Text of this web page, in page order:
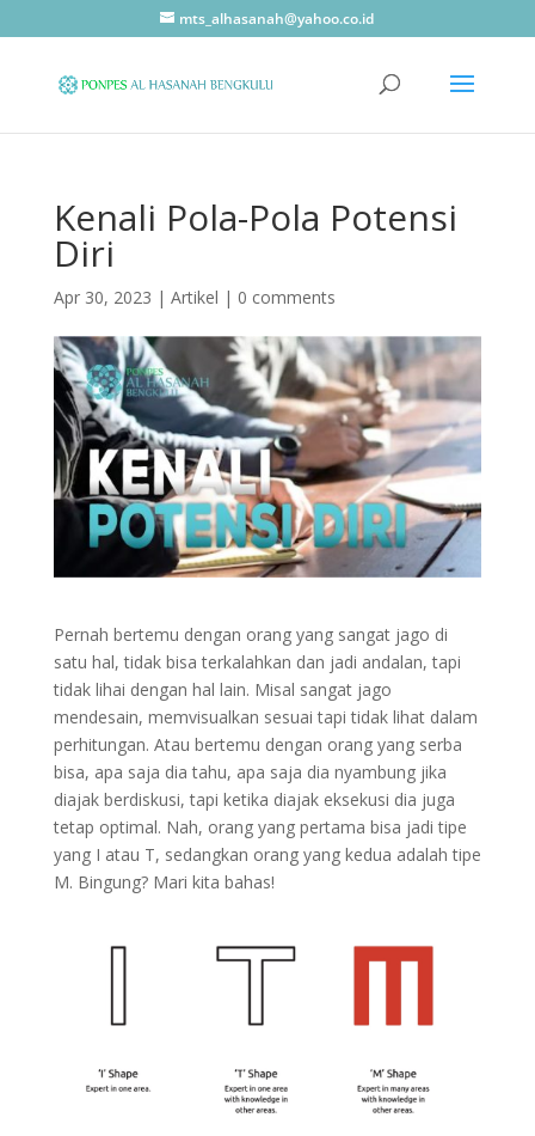
mts_alhasanah@yahoo.co.id
Kenali Pola-Pola Potensi
Diri
Apr 30, 2023 | Artikel | 0 comments
Pernah bertemu dengan orang yang sangat jago di
satu hal, tidak bisa terkalahkan dan jadi andalan, tapi
tidak lihai dengan hal lain. Misal sangat jago
mendesain, memvisualkan sesuai tapi tidak lihat dalam
perhitungan. Atau bertemu dengan orang yang serba
bisa, apa saja dia tahu, apa saja dia nyambung jika
diajak berdiskusi, tapi ketika diajak eksekusi dia juga
tetap optimal. Nah, orang yang pertama bisa jadi tipe
yang I atau T, sedangkan orang yang kedua adalah tipe
M. Bingung? Mari kita bahas!